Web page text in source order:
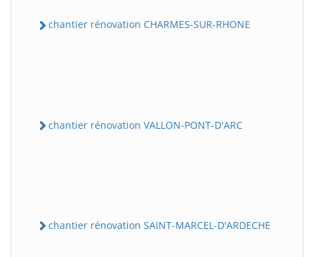
chantier rénovation CHARMES-SUR-RHONE
chantier rénovation VALLON-PONT-D'ARC
chantier rénovation SAINT-MARCEL-D'ARDECHE